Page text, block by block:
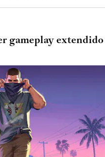
gameplay extendido